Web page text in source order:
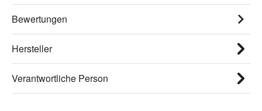
Bewertungen
Hersteller
Verantwortliche Person